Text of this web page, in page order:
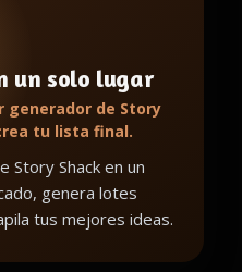
un solo lugar
generador de Story
tu lista final.
Story Shack en un
genera lotes
tus mejores ideas.